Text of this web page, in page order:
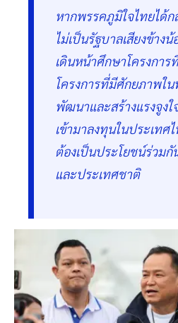
หากพรรคภูมิใจไทยได้
ไม่เป็นรัฐบาลเสียงข้าง
เดินหน้าศึกษาโครงการ
โครงการที่มีศักยภาพใ
พัฒนาและสร้างแรงจูง
เข้ามาลงทุนในประเทศ
ต้องเป็นประโยชน์ร่วม
และประเทศชาติ